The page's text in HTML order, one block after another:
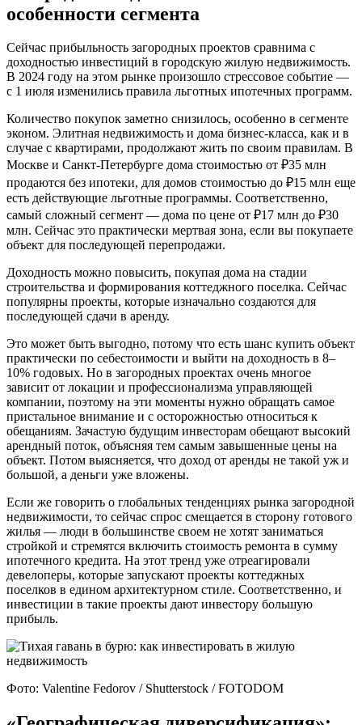
особенности сегмента
Сейчас прибыльность загородных проектов сравнима с
доходностью инвестиций в городскую жилую недвижимость.
В 2024 году на этом рынке произошло стрессовое событие —
с 1 июля изменились правила льготных ипотечных программ.
Количество покупок заметно снизилось, особенно в сегменте
эконом. Элитная недвижимость и дома бизнес-класса, как и в
случае с квартирами, продолжают жить по своим правилам. В
Москве и Санкт-Петербурге дома стоимостью от ₽35 млн
продаются без ипотеки, для домов стоимостью до ₽15 млн еще
есть действующие льготные программы. Соответственно,
самый сложный сегмент — дома по цене от ₽17 млн до ₽30
млн. Сейчас это практически мертвая зона, если вы покупаете
объект для последующей перепродажи.
Доходность можно повысить, покупая дома на стадии
строительства и формирования коттеджного поселка. Сейчас
популярны проекты, которые изначально создаются для
последующей сдачи в аренду.
Это может быть выгодно, потому что есть шанс купить объект
практически по себестоимости и выйти на доходность в 8–
10% годовых. Но в загородных проектах очень многое
зависит от локации и профессионализма управляющей
компании, поэтому на эти моменты нужно обращать самое
пристальное внимание и с осторожностью относиться к
обещаниям. Зачастую будущим инвесторам обещают высокий
арендный поток, объясняя тем самым завышенные цены на
объект. Потом выясняется, что доход от аренды не такой уж и
большой, а деньги уже вложены.
Если же говорить о глобальных тенденциях рынка загородной
недвижимости, то сейчас спрос смещается в сторону готового
жилья — люди в большинстве своем не хотят заниматься
стройкой и стремятся включить стоимость ремонта в сумму
ипотечного кредита. На этот тренд уже отреагировали
девелоперы, которые запускают проекты коттеджных
поселков в едином архитектурном стиле. Соответственно, и
инвестиции в такие проекты дают инвестору большую
прибыль.
Фото: Valentine Fedorov / Shutterstock / FOTODOM